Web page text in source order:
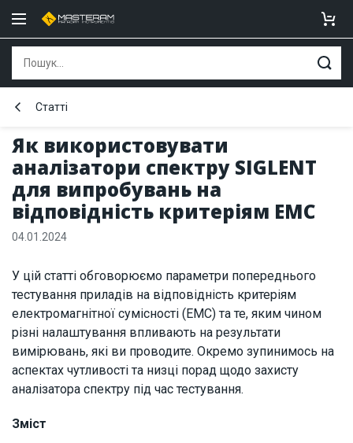
Як використовувати
аналізатори спектру SIGLENT
для випробувань на
відповідність критеріям EMC
Статті
04.01.2024
У цій статті обговорюємо параметри попереднього
тестування приладів на відповідність критеріям
електромагнітної сумісності (EMC) та те, яким чином
різні налаштування впливають на результати
вимірювань, які ви проводите. Окремо зупинимось на
аспектах чутливості та низці порад щодо захисту
аналізатора спектру під час тестування.
Зміст